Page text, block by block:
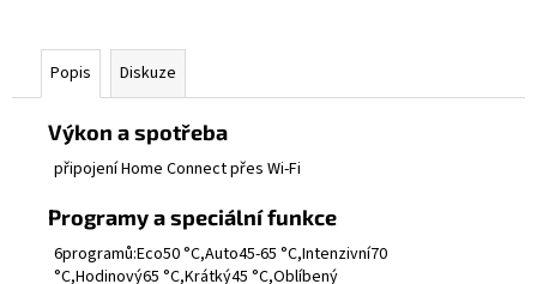
Popis Diskuze
Výkon a spotřeba
připojení Home Connect přes Wi-Fi
Programy a speciální funkce
6programů:Eco50 °C,Auto45-65 °C,Intenzivní70
°C,Hodinový65 °C,Krátký45 °C,Oblíbený